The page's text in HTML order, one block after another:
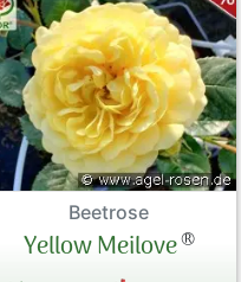
Beetrose
Yellow Meilove®